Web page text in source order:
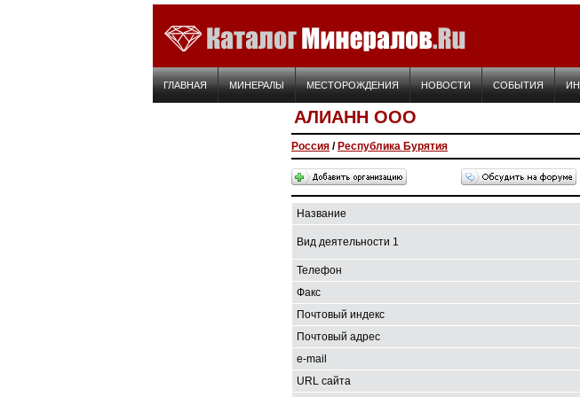
ГЛАВНАЯ МИНЕРАЛЫ МЕСТОРОЖДЕНИЯ НОВОСТИ СОБЫТИЯ
АЛИАНН ООО
Россия / Республика Бурятия
Название
Вид деятельности 1
Телефон
Факс
Почтовый индекс
Почтовый адрес
e-mail
URL сайта